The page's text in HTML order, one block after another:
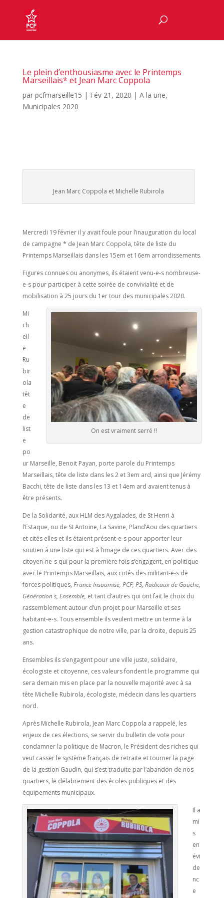
Le plein d’enthousiasme avec le Printemps
Marseillais* et Jean Marc Coppola
par pcfmarseille15 | Fév 21, 2020 | A la une,
Municipales 2020
Jean Marc Coppola et Michelle Rubirola
Mercredi 19 février il y avait foule pour l’inauguration du local
de campagne * de Jean Marc Coppola, tête de liste du
Printemps Marseillais dans les 15em et 16em arrondissements.
Figures connues ou anonymes, ils étaient venu-e-s nombreuse-
e-s pour participer à cette soirée de convivialité et de
mobilisation à 25 jours du 1er tour des municipales 2020.
On est vraiment serré !!
Mi
ch
ell
e
Ru
bir
ola
têt
e
de
list
e
po
ur Marseille, Benoit Payan, porte parole du Printemps
Marseillais, tête de liste dans les 2 et 3em ard, ainsi que Jérémy
Bacchi, tête de liste dans les 13 et 14em ard avaient tenus à
être présents.
De la Solidarité, aux HLM des Aygalades, de St Henri à
l’Estaque, ou de St Antoine, La Savine, Pland’Aou des quartiers
et cités elles et ils étaient présent-e-s pour apporter leur
soutien à une liste qui est à l’image de ces quartiers. Avec des
citoyen-ne-s qui pour la première fois s’engagent, en politique
avec le Printemps Marseillais, aux cotés des militant-e-s de
forces politiques, France Insoumise, PCF, PS, Radicaux de Gauche,
Génération s, Ensemble, et tant d’autres qui ont fait le choix du
rassemblement autour d’un projet pour Marseille et ses
habitant-e-s. Tous ensemble ils veulent mettre un terme à la
gestion catastrophique de notre ville, par la droite, depuis 25
ans.
Ensembles ils s’engagent pour une ville juste, solidaire,
écologiste et citoyenne, ces valeurs fondent le programme qui
sera demain mis en place par la nouvelle majorité avec à sa
tête Michelle Rubirola, écologiste, médecin dans les quartiers
nord.
Après Michelle Rubirola, Jean Marc Coppola a rappelé, les
enjeux de ces élections, se servir du bulletin de vote pour
condamner la politique de Macron, le Président des riches qui
veut casser le système français de retraite et tourner la page
de la gestion Gaudin, qui s’est traduite par l’abandon de nos
quartiers, le délabrement des écoles publiques et des
équipements municipaux.
Il a
mi
s
en
évi
de
nc
e